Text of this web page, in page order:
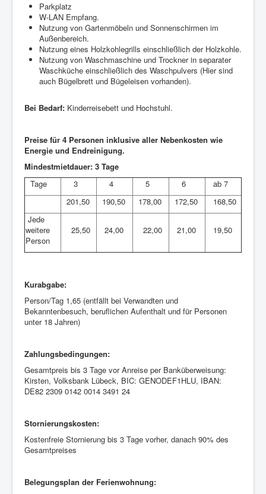
Parkplatz
W-LAN Empfang.
Nutzung von Gartenmöbeln und Sonnenschirmen im
Außenbereich.
Nutzung eines Holzkohlegrills einschließlich der Holzkohle.
Nutzung von Waschmaschine und Trockner in separater
Waschküche einschließlich des Waschpulvers (Hier sind
auch Bügelbrett und Bügeleisen vorhanden).
Bei Bedarf: Kinderreisebett und Hochstuhl.
Preise für 4 Personen inklusive aller Nebenkosten wie
Energie und Endreinigung.
Mindestmietdauer: 3 Tage
Tage
3 4 5 6
ab 7
201,50
190,50 178,00 172,50
168,50
Jede
weitere
Person
25,50 24,00 22,00 21,00 19,50
Kurabgabe:
Person/Tag 1,65 (entfällt bei Verwandten und
Bekanntenbesuch, beruflichen Aufenthalt und für Personen
unter 18 Jahren)
Zahlungsbedingungen:
Gesamtpreis bis 3 Tage vor Anreise per Banküberweisung:
Kirsten, Volksbank Lübeck, BIC: GENODEF1HLU, IBAN:
DE82 2309 0142 0014 3491 24
Stornierungskosten:
Kostenfreie Stornierung bis 3 Tage vorher, danach 90% des
Gesamtpreises
Belegungsplan der Ferienwohnung: